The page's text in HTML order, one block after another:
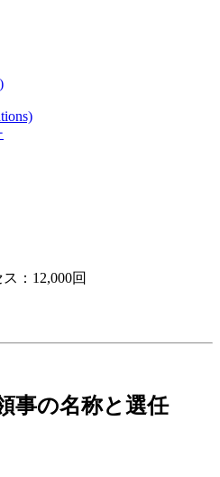
：12,000回
事の名称と選任